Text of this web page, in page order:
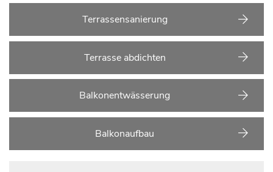
Terrassensanierung
Terrasse abdichten
Balkonentwässerung
Balkonaufbau